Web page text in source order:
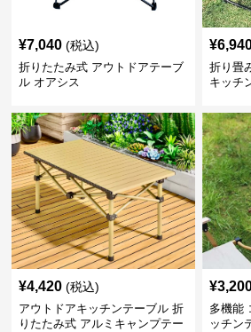
¥7,040 (税込)
折りたたみ式 アウトドアテーブ
ル オアシス
¥
折り畳
キッチ
¥4,420 (税込)
アウトドアキッチンテーブル 折
りたたみ式 アルミキャンプテー
¥
多機能
ッチン